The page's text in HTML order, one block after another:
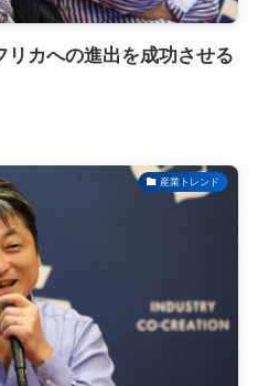
リカへの進出を成功させる
産業トレンド